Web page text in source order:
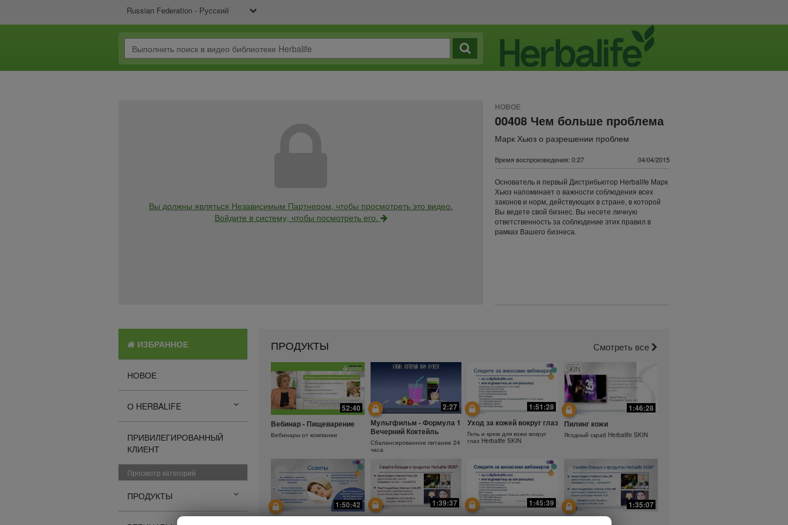
Russian Federation - Русский
Вы должны являться Независимым Партнером, чтобы просмотреть это видео.
Войдите в систему, чтобы посмотреть его.
НОВОЕ
00408 Чем больше проблема
Марк Хьюз о разрешении проблем
Время воспроизведения: 0:27 04/04/2015
Основатель и первый Дистрибьютор Herbalife Марк
Хьюз напоминает о важности соблюдения всех
законов и норм, действующих в стране, в которой
Вы ведете свой бизнес. Вы несете личную
ответственность за соблюдение этих правил в
рамках Вашего бизнеса.
ИЗБРАННОЕ
НОВОЕ
О HERBALIFE
ПРИВИЛЕГИРОВАННЫЙ
КЛИЕНТ
Просмотр категорий
ПРОДУКТЫ
ПРОДУКТЫ Смотреть все
52:40
Вебинар - Пищеварение
Вебинары от компании
2:27
Мультфильм - Формула 1
Вечерний Коктейль
Сбалансированное питание 24
часа
1:51:28
Уход за кожей вокруг глаз
Гель и крем для кожи вокруг
глаз Herbalife SKIN
1:46:28
Пилинг кожи
Ягодный скраб Herbalife SKIN
1:50:42
1:39:37
Почему необходимо
1:45:39
Защита от солнца.
1:35:07
Ежедневный